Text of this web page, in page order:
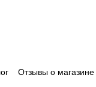
Отзывы о магазине